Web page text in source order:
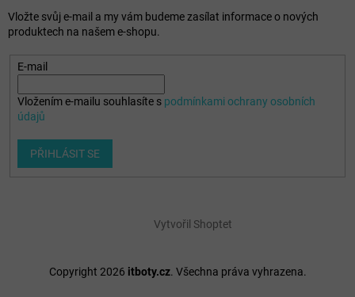
Vložte svůj e-mail a my vám budeme zasílat informace o nových
produktech na našem e-shopu.
E-mail
Vložením e-mailu souhlasíte s podmínkami ochrany osobních
údajů
PŘIHLÁSIT SE
Vytvořil Shoptet
Copyright 2026 itboty.cz. Všechna práva vyhrazena.